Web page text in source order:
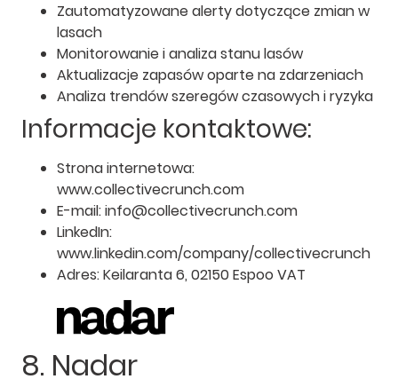
Zautomatyzowane alerty dotyczące zmian w
lasach
Monitorowanie i analiza stanu lasów
Aktualizacje zapasów oparte na zdarzeniach
Analiza trendów szeregów czasowych i ryzyka
Informacje kontaktowe:
Strona internetowa:
www.collectivecrunch.com
E-mail: info@collectivecrunch.com
LinkedIn:
www.linkedin.com/company/collectivecrunch
Adres: Keilaranta 6, 02150 Espoo VAT
8. Nadar